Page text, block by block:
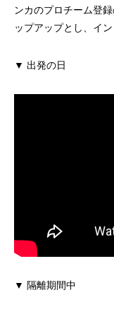
ンカのプロチーム登
ップアップとし、イ
▼ 出発の日
▼ 隔離期間中